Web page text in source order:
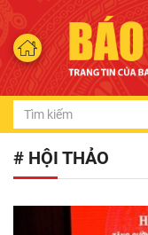
# HỘI THẢO